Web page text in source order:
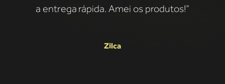
a entrega rápida. Amei os produtos!”
Zilca